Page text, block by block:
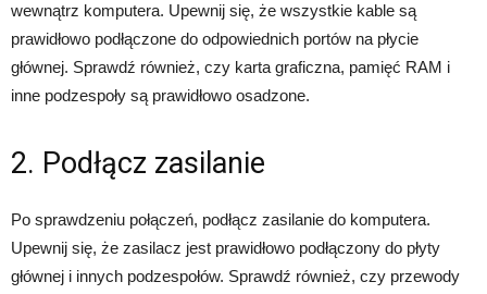
wewnątrz komputera. Upewnij się, że wszystkie kable są
prawidłowo podłączone do odpowiednich portów na płycie
głównej. Sprawdź również, czy karta graficzna, pamięć RAM i
inne podzespoły są prawidłowo osadzone.
2. Podłącz zasilanie
Po sprawdzeniu połączeń, podłącz zasilanie do komputera.
Upewnij się, że zasilacz jest prawidłowo podłączony do płyty
głównej i innych podzespołów. Sprawdź również, czy przewody